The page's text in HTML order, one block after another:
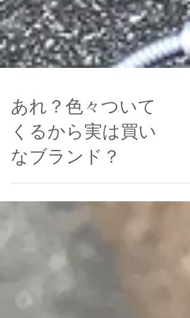
あれ？色々ついて
くるから実は買い
なブランド？